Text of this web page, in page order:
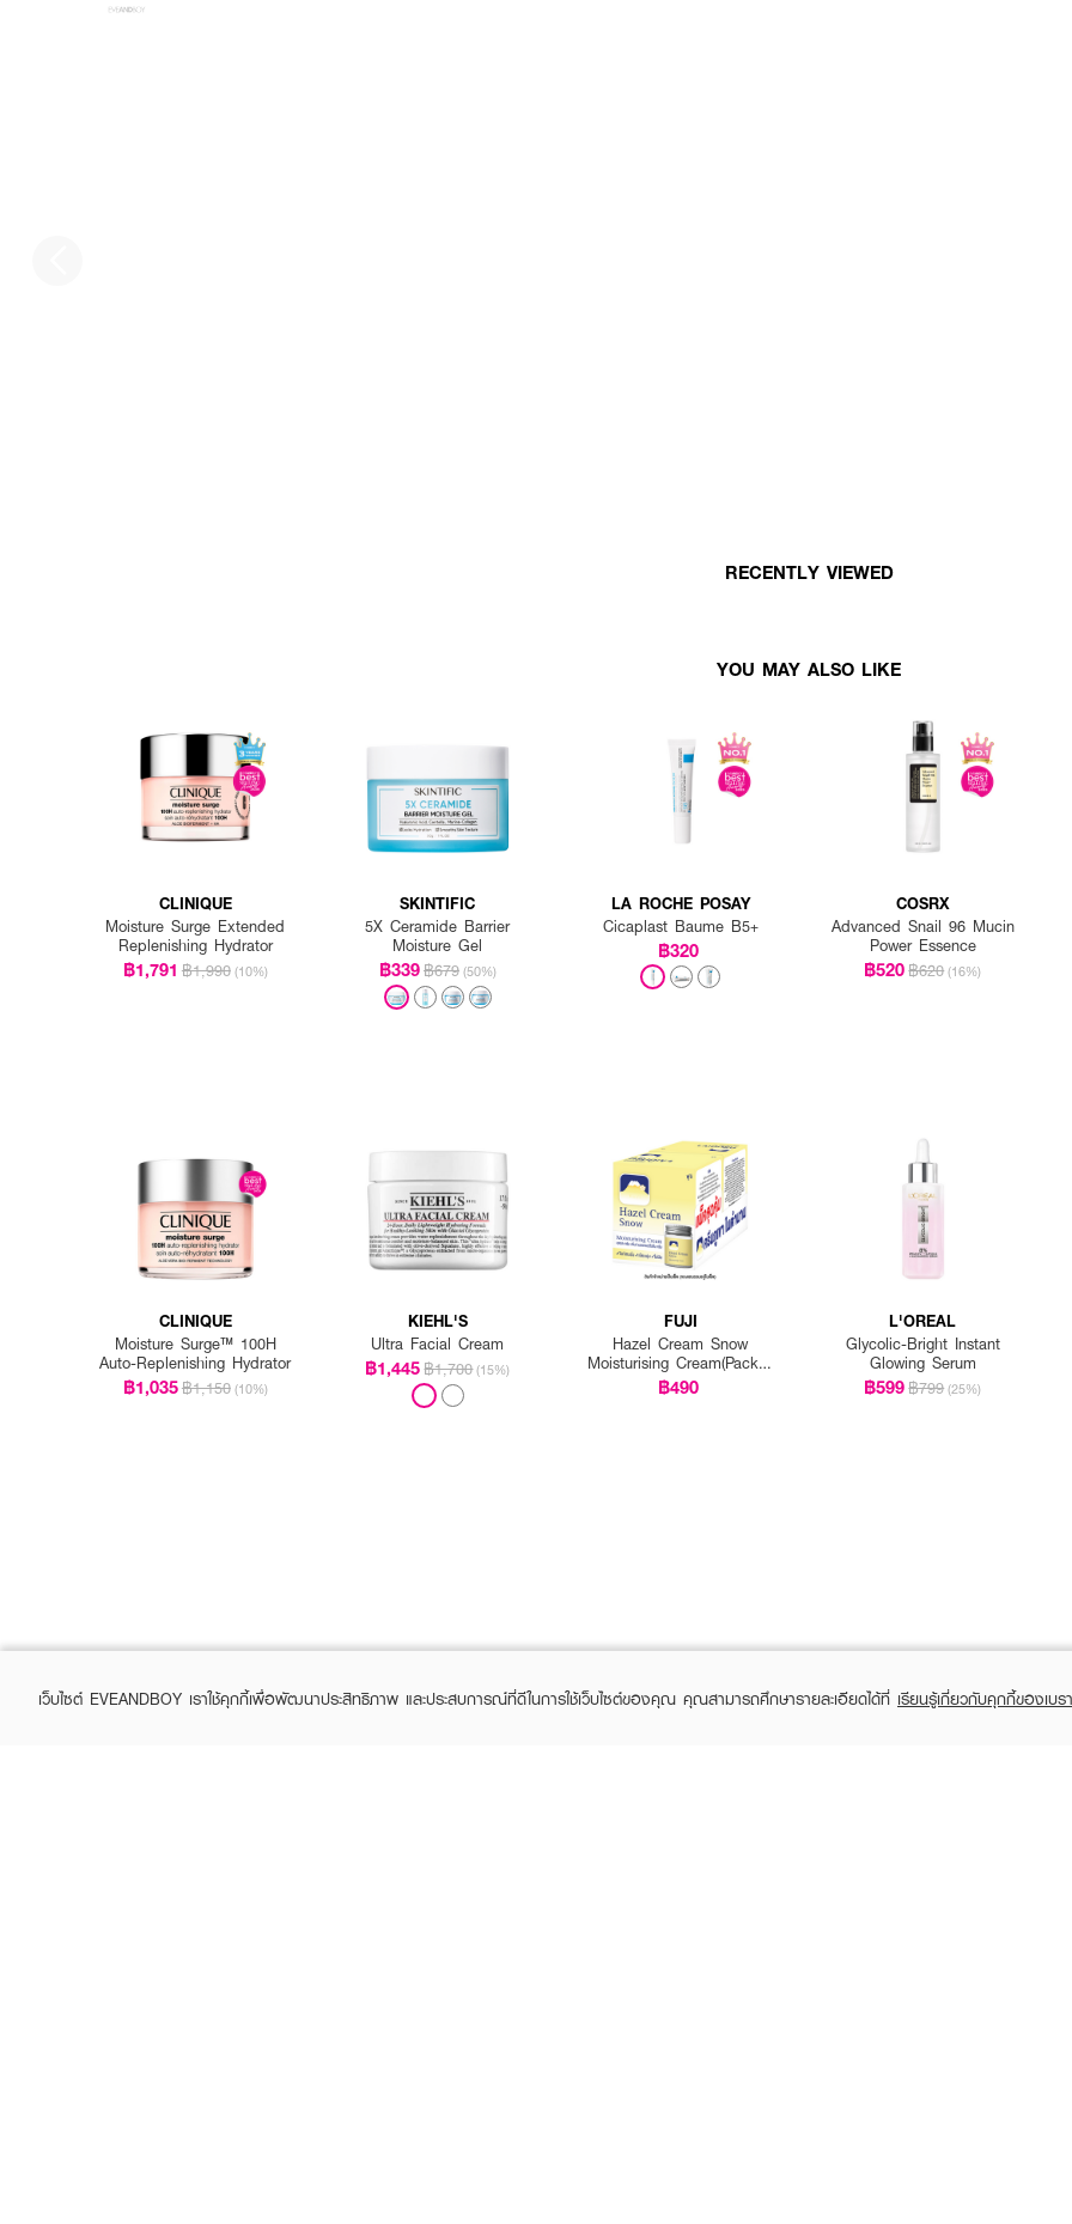
RECENTLY VIEWED
YOU MAY ALSO LIKE
CLINIQUE
Moisture Surge Extended
Replenishing Hydrator
฿1,791 ฿1,990 (10%)
SKINTIFIC
5X Ceramide Barrier
Moisture Gel
฿339฿679 (50%)
LA ROCHE POSAY
Cicaplast Baume B5+
฿320
COSRX
Advanced Snail 96 Mucin
Power Essence
฿520฿620 (16%)
CLINIQUE
Moisture Surge™ 100H
Auto-Replenishing Hydrator
฿1,035฿1,150 (10%)
KIEHL'S
Ultra Facial Cream
฿1,445฿1,700 (15%)
FUJI
Hazel Cream Snow
Moisturising Cream(Pack 1
Get 1 Free)
฿490
L'OREAL
Glycolic-Bright Instant
Glowing Serum
฿599฿799 (25%)
เว็บไซต์ EVEANDBOY เราใช้คุกกี้เพื่อพัฒนาประสิทธิภาพ และประสบการณ์ที่ดีในการใช้เว็บไซต์ของคุณ คุณสามารถศึกษารายละเอียดได้ที่ เรียนรู้เกี่ยวกับคุกกี้ของเบร